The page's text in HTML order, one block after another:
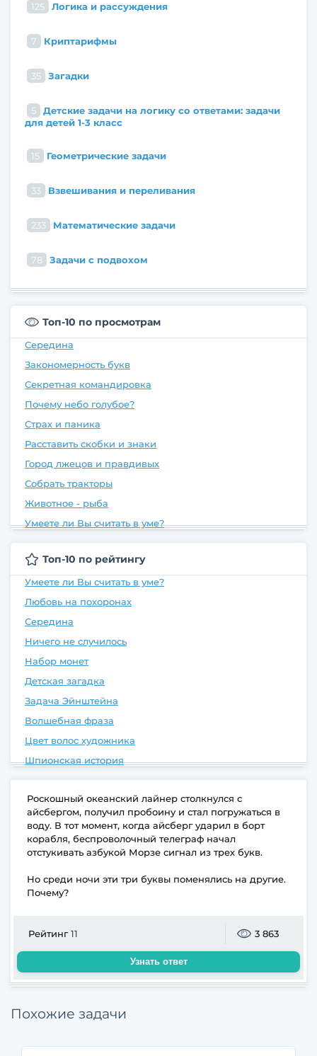
125 Логика и рассуждения
7 Криптарифмы
35 Загадки
5
Детские задачи на логику со ответами: задачи
для детей 1-3 класс
15 Геометрические задачи
33 Взвешивания и переливания
233 Математические задачи
78 Задачи с подвохом
Топ-10 по просмотрам
Середина
Закономерность букв
Секретная командировка
Почему небо голубое?
Страх и паника
Расставить скобки и знаки
Город лжецов и правдивых
Собрать тракторы
Животное - рыба
Умеете ли Вы считать в уме?
Топ-10 по рейтингу
Умеете ли Вы считать в уме?
Любовь на похоронах
Середина
Ничего не случилось
Набор монет
Детская загадка
Задача Эйнштейна
Волшебная фраза
Цвет волос художника
Шпионская история
Роскошный океанский лайнер столкнулся с
айсбергом, получил пробоину и стал погружаться в
воду. В тот момент, когда айсберг ударил в борт
корабля, беспроволочный телеграф начал
отстукивать азбукой Морзе сигнал из трех букв.
Но среди ночи эти три буквы поменялись на другие.
Почему?
Рейтинг11 3 863
Узнать ответ
Похожие задачи